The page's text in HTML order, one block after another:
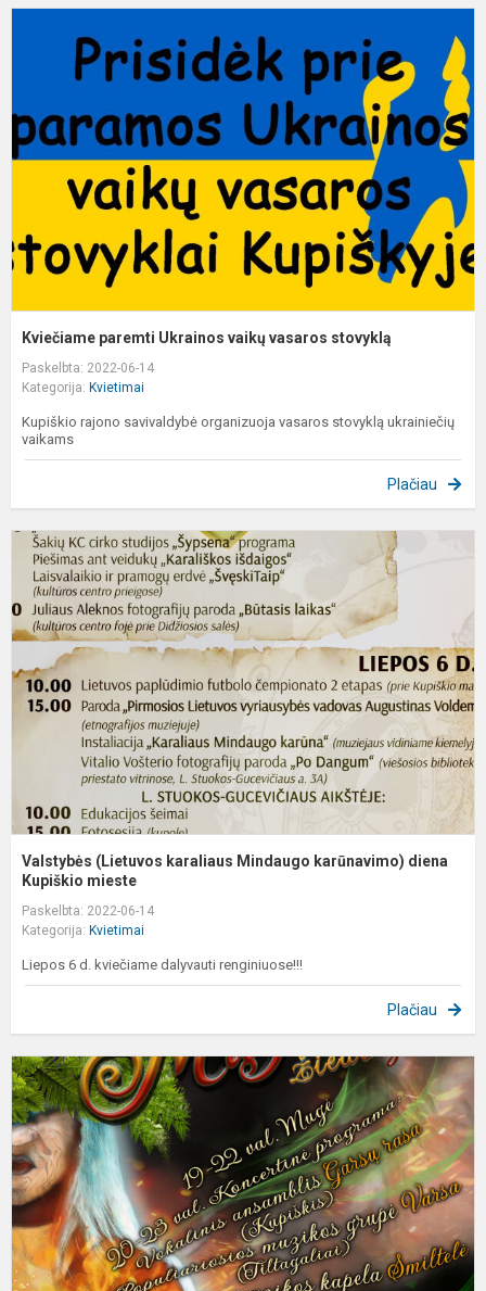
Kviečiame paremti Ukrainos vaikų vasaros stovyklą
Paskelbta: 2022-06-14
Kategorija: Kvietimai
Kupiškio rajono savivaldybė organizuoja vasaros stovyklą ukrainiečių
vaikams
Plačiau
Valstybės (Lietuvos karaliaus Mindaugo karūnavimo) diena
Kupiškio mieste
Paskelbta: 2022-06-14
Kategorija: Kvietimai
Liepos 6 d. kviečiame dalyvauti renginiuose!!!
Plačiau